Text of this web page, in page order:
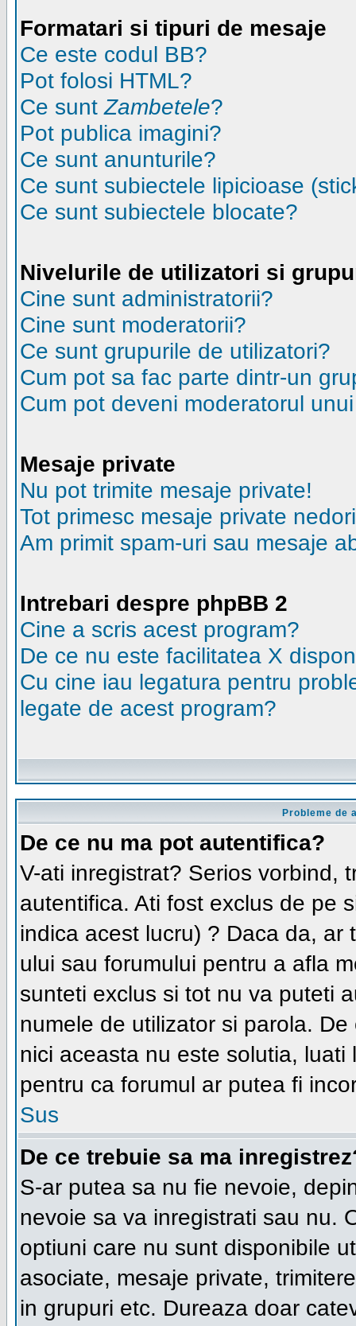
Formatari si tipuri de mesaje
Ce este codul BB?
Pot folosi HTML?
Ce suntZambetele?
Pot publica imagini?
Ce sunt anunturile?
Ce sunt subiectele lipicioase
Ce sunt subiectele blocate?
Nivelurile de utilizatori si
Cine sunt administratorii?
Cine sunt moderatorii?
Ce sunt grupurile de utilizatori?
Cum pot sa fac parte dintr-un
Cum pot deveni moderatorul
Mesaje private
Nu pot trimite mesaje private!
Tot primesc mesaje private
Am primit spam-uri sau mesaje
Intrebari despre phpBB 2
Cine a scris acest program?
De ce nu este facilitatea X
Cu cine iau legatura pentru
legate de acest program?
Probleme de
De ce nu ma pot autentifica?
V-ati inregistrat? Serios vorbind,
autentifica. Ati fost exclus de pe
indica acest lucru) ? Daca da, ar
ului sau forumului pentru a afla
sunteti exclus si tot nu va puteti
numele de utilizator si parola.
nici aceasta nu este solutia,
pentru ca forumul ar putea fi
Sus
De ce trebuie sa ma
S-ar putea sa nu fie nevoie,
nevoie sa va inregistrati sau nu.
optiuni care nu sunt disponibile
asociate, mesaje private,
in grupuri etc. Dureaza doar